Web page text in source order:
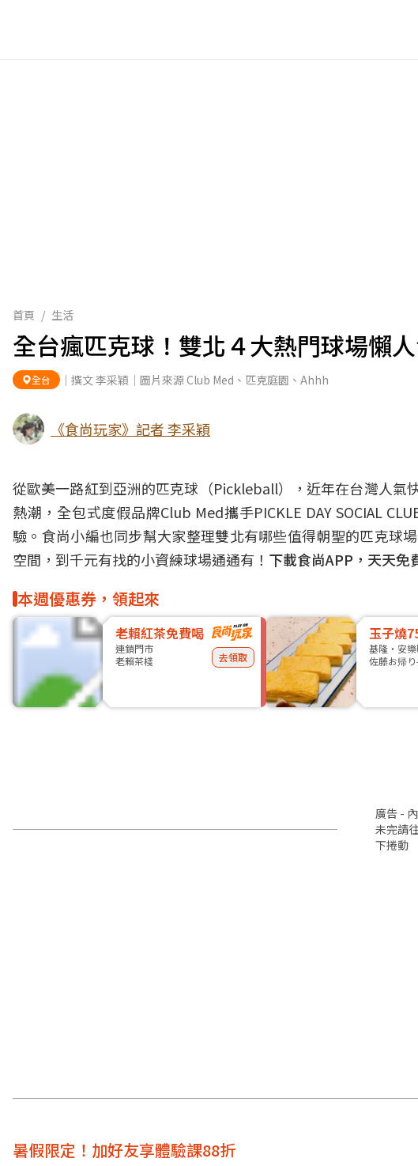
首頁 / 生活
全台瘋匹克球！雙北４大熱門球場懶
全台 ｜撰文 李采穎｜圖片來源 Club Med、匹克庭園、Ahhh
《食尚玩家》記者 李采穎
從歐美一路紅到亞洲的匹克球（Pickleball），近年在台灣人氣
熱潮，全包式度假品牌Club Med攜手PICKLE DAY SOCIAL
驗。食尚小編也同步幫大家整理雙北有哪些值得朝聖的匹克球
空間，到千元有找的小資練球場通通有！ 下載食尚APP，天天免
本週優惠券，領起來
老賴紅茶免費喝
連鎖門市
老賴茶棧
去領取
玉子燒
基隆・安樂
佐藤お帰
廣告 -
未完請
下捲動
暑假限定！加好友享體驗課88折